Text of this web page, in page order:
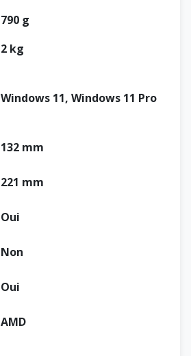
790 g
2 kg
Windows 11, Windows 11 Pro
132 mm
221 mm
Oui
Non
Oui
AMD